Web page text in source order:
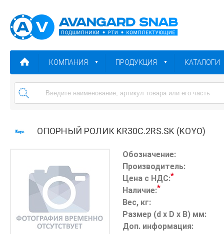
КОМПАНИЯ ПРОДУКЦИЯ КАТАЛОГИ
ОПОРНЫЙ РОЛИК KR30C.2RS.SK (KOYO)
Обозначение:
Производитель:
Цена с НДС:*
Наличие:*
Вес, кг:
Размер (d x D x B) мм:
Доп. информация: